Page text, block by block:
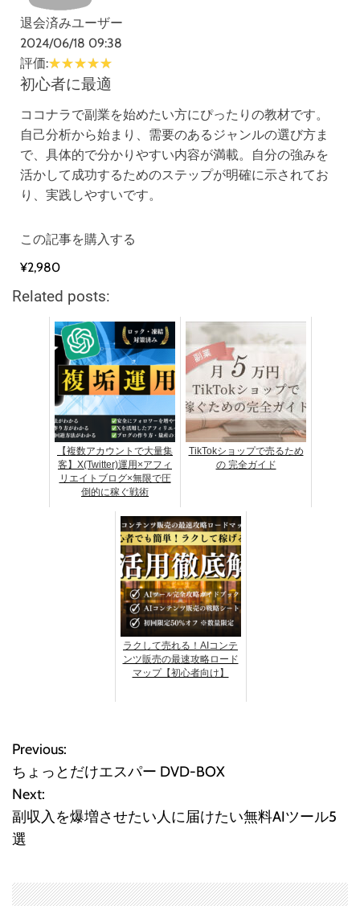
退会済みユーザー
2024/06/18 09:38
評価:
初心者に最適
ココナラで副業を始めたい方にぴったりの教材です。
自己分析から始まり、需要のあるジャンルの選び方ま
で、具体的で分かりやすい内容が満載。自分の強みを
活かして成功するためのステップが明確に示されてお
り、実践しやすいです。
この記事を購入する
¥2,980
Related posts:
【複数アカウントで大量集
客】X(Twitter)運用×アフィ
リエイトブログ×無限で圧
倒的に稼ぐ戦術
TikTokショップで売るため
の 完全ガイド
ラクして売れる！AIコンテ
ンツ販売の最速攻略ロード
マップ【初心者向け】
投
稿
ナ
ゲ
Previous:
ちょっとだけエスパー DVD-BOX
Next:
副収入を爆増させたい人に届けたい無料AIツール5
選